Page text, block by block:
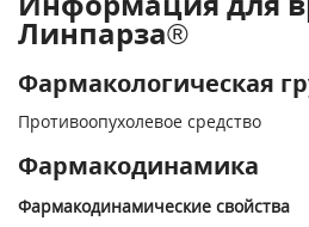
Линпарза®
Фармакологическая
Противоопухолевое средство
Фармакодинамика
Фармакодинамические свойства